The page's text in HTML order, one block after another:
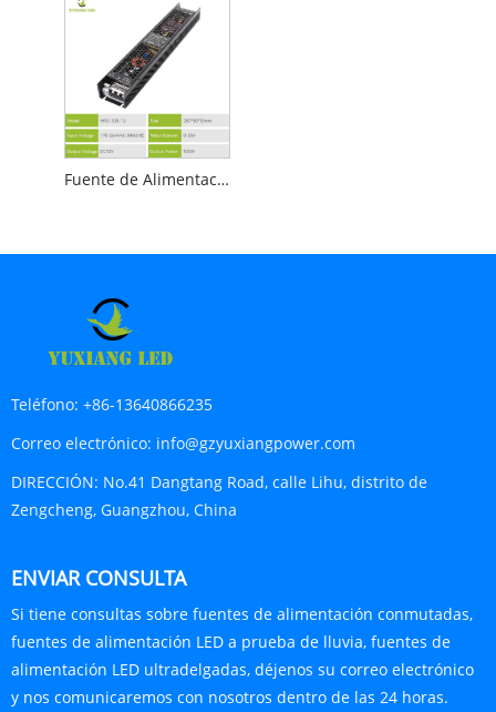
Fuente de Alimentación LED Regulable 12V 300W TRIAC 0-10V
Teléfono: +86-13640866235
Correo electrónico: info@gzyuxiangpower.com
DIRECCIÓN: No.41 Dangtang Road, calle Lihu, distrito de
Zengcheng, Guangzhou, China
ENVIAR CONSULTA
Si tiene consultas sobre fuentes de alimentación conmutadas,
fuentes de alimentación LED a prueba de lluvia, fuentes de
alimentación LED ultradelgadas, déjenos su correo electrónico
y nos comunicaremos con nosotros dentro de las 24 horas.